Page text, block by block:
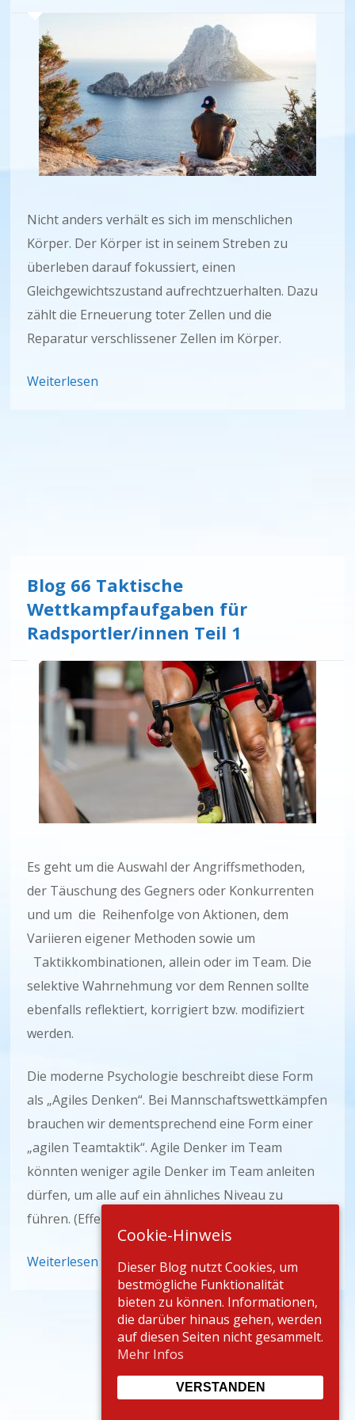
Nicht anders verhält es sich im menschlichen
Körper. Der Körper ist in seinem Streben zu
überleben darauf fokussiert, einen
Gleichgewichtszustand aufrechtzuerhalten. Dazu
zählt die Erneuerung toter Zellen und die
Reparatur verschlissener Zellen im Körper.
Weiterlesen
Blog 66 Taktische
Wettkampfaufgaben für
Radsportler/innen Teil 1
Es geht um die Auswahl der Angriffsmethoden,
der Täuschung des Gegners oder Konkurrenten
und um die Reihenfolge von Aktionen, dem
Variieren eigener Methoden sowie um
Taktikkombinationen, allein oder im Team. Die
selektive Wahrnehmung vor dem Rennen sollte
ebenfalls reflektiert, korrigiert bzw. modifiziert
werden.
Die moderne Psychologie beschreibt diese Form
als „Agiles Denken“. Bei Mannschaftswettkämpfen
brauchen wir dementsprechend eine Form einer
„agilen Teamtaktik“. Agile Denker im Team
könnten weniger agile Denker im Team anleiten
dürfen, um alle auf ein ähnliches Niveau zu
führen. (Effektivitätsgrad)
Weiterlesen
Cookie-Hinweis
Dieser Blog nutzt Cookies, um
bestmögliche Funktionalität
bieten zu können. Informationen,
die darüber hinaus gehen, werden
auf diesen Seiten nicht gesammelt.
Mehr Infos
VERSTANDEN